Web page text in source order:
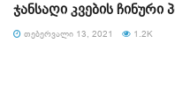
ჯანსაღი კვების ჩინური
ᲗᲔᲑᲔᲠᲕᲐᲚᲘ 13, 2021 1.2K